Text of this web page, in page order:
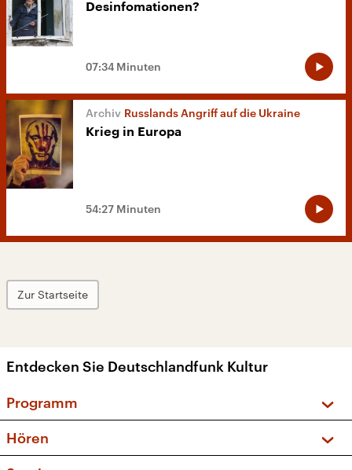
Desinfomationen?
07:34 Minuten
Russlands Angriff auf die Ukraine
Krieg in Europa
54:27 Minuten
Zur Startseite
Entdecken Sie Deutschlandfunk Kultur
Programm
Sendungen und Podcasts
Hören